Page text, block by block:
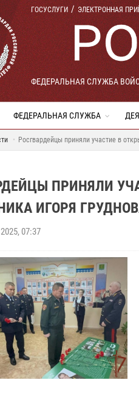
ГОСУСЛУГИ ЭЛЕКТРОННАЯ
ФЕДЕРАЛЬНАЯ СЛУЖБА
ФЕДЕРАЛЬНАЯ СЛУЖБА
Росгвардейцы приняли участие в
ПРИНЯЛИ
ИГОРЯ
07:37